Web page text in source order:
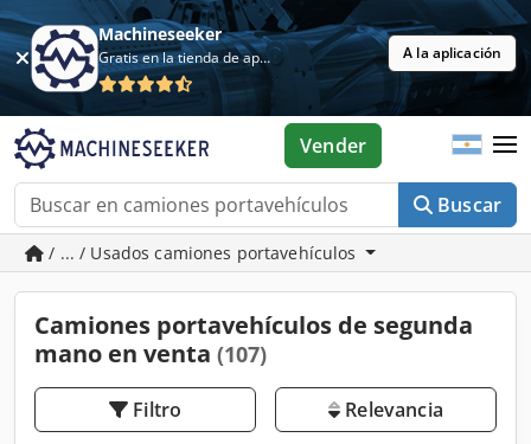
Machineseeker
Gratis en la tienda de aplicaciones A la aplicación
Buscar
Vender
/ ... / Usados camiones portavehículos
Camiones portavehículos de segunda
mano en venta (107)
Filtro Relevancia